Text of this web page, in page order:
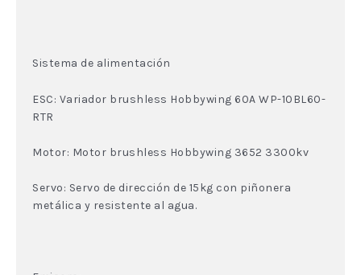
Sistema de alimentación
ESC: Variador brushless Hobbywing 60A WP-10BL60-
RTR
Motor: Motor brushless Hobbywing 3652 3300kv
Servo: Servo de dirección de 15kg con piñonera
metálica y resistente al agua.